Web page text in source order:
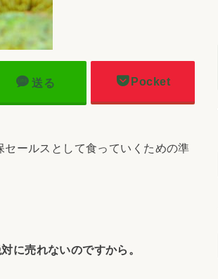
送る Pocket
ールスとして食っていくための準
に売れないのですから。